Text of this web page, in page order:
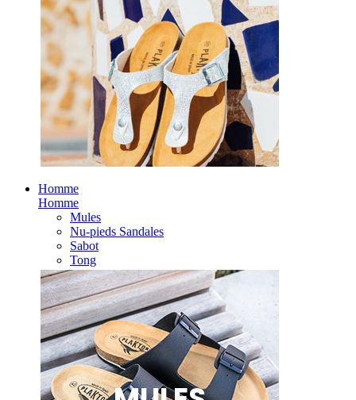
Homme
Homme
Mules
Nu-pieds Sandales
Sabot
Tong